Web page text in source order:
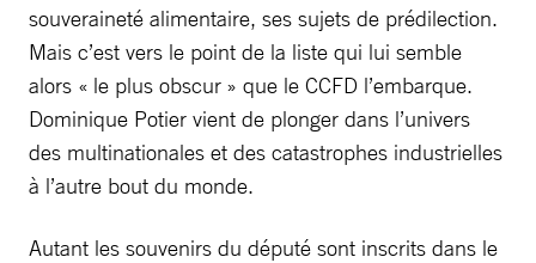
souveraineté alimentaire, ses sujets de prédilection.
Mais c’est vers le point de la liste qui lui semble
alors « le plus obscur » que le CCFD l’embarque.
Dominique Potier vient de plonger dans l’univers
des multinationales et des catastrophes industrielles
à l’autre bout du monde.
Autant les souvenirs du député sont inscrits dans le